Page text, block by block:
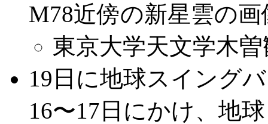
M78近傍の新星雲の
東京大学天文学木
19日に地球スイング
16〜17日にかけ、地